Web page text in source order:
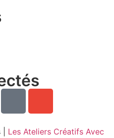
Les Ateliers Créatifs Avec